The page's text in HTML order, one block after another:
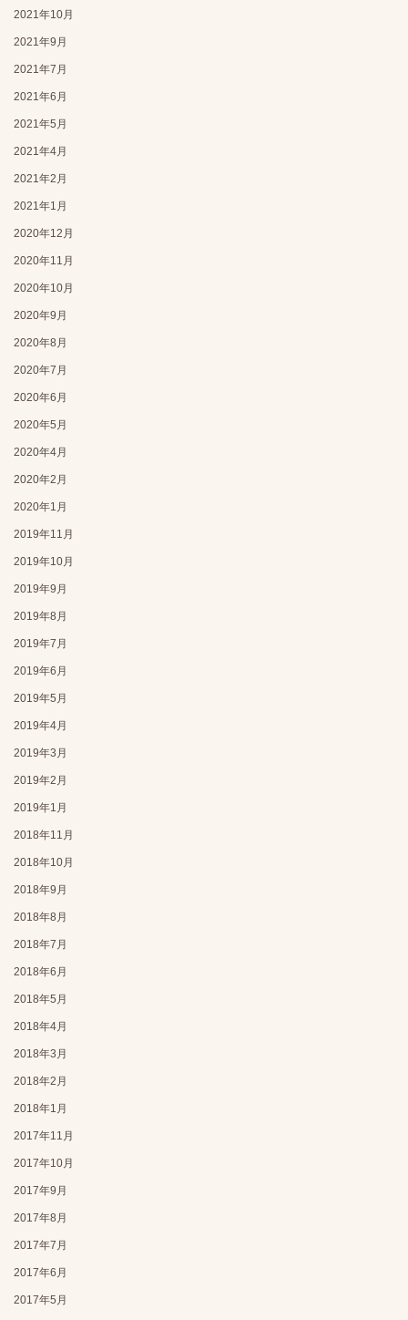
2021年10月
2021年9月
2021年7月
2021年6月
2021年5月
2021年4月
2021年2月
2021年1月
2020年12月
2020年11月
2020年10月
2020年9月
2020年8月
2020年7月
2020年6月
2020年5月
2020年4月
2020年2月
2020年1月
2019年11月
2019年10月
2019年9月
2019年8月
2019年7月
2019年6月
2019年5月
2019年4月
2019年3月
2019年2月
2019年1月
2018年11月
2018年10月
2018年9月
2018年8月
2018年7月
2018年6月
2018年5月
2018年4月
2018年3月
2018年2月
2018年1月
2017年11月
2017年10月
2017年9月
2017年8月
2017年7月
2017年6月
2017年5月